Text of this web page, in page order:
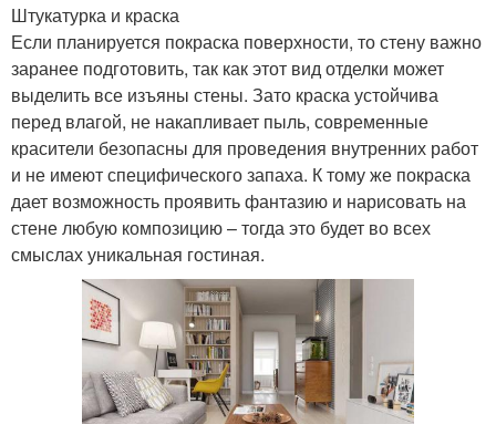
Штукатурка и краска
Если планируется покраска поверхности, то стену важно
заранее подготовить, так как этот вид отделки может
выделить все изъяны стены. Зато краска устойчива
перед влагой, не накапливает пыль, современные
красители безопасны для проведения внутренних работ
и не имеют специфического запаха. К тому же покраска
дает возможность проявить фантазию и нарисовать на
стене любую композицию – тогда это будет во всех
смыслах уникальная гостиная.